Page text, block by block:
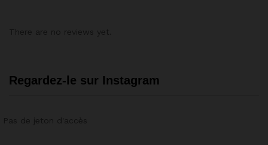
Regardez-le sur Instagram